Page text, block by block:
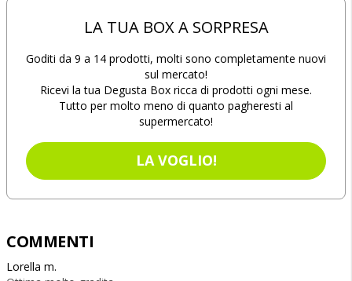
LA TUA BOX A SORPRESA
Goditi da 9 a 14 prodotti, molti sono completamente nuovi
sul mercato!
Ricevi la tua Degusta Box ricca di prodotti ogni mese.
Tutto per molto meno di quanto pagheresti al
supermercato!
LA VOGLIO!
COMMENTI
Lorella m.